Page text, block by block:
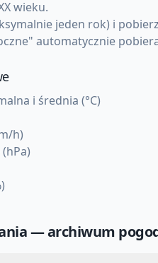
wieku.
jeden rok) i
automatycznie
i średnia (°C)
h)
— archiwum